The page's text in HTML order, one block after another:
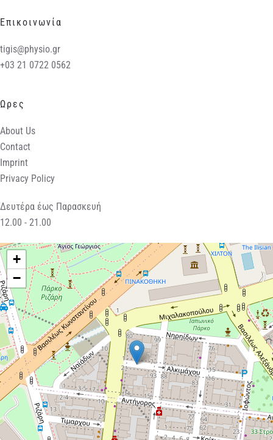
Επικοινωνία
tigis@physio.gr
+03 21 0722 0562
Ωρες
About Us
Contact
Imprint
Privacy Policy
Δευτέρα έως Παρασκευή
12.00 - 21.00
+
−